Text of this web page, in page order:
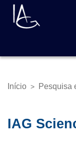
Pular
para
Trilha
Início > Pesquisa
IAG